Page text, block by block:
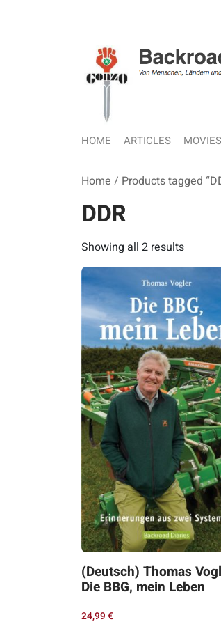
HOME ARTICLES MOVIES
Home / Products tagged
DDR
Showing all 2 resultsSorted
by
latest
(Deutsch) Thomas
Die BBG, mein Leben
24,99 €